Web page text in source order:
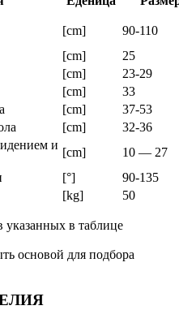
[cm]
90-110
[cm]
25
[cm]
23-29
[cm]
33
[cm]
37-53
[cm]
32-36
и
[cm]
10 — 27
[°]
90-135
[kg] 50
указанных в таблице
основой для подбора